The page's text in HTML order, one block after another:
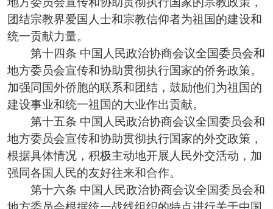
团结宗教界爱国人士和宗教信仰者为祖国的建设和
统一贡献力量。
第十四条 中国人民政治协商会议全国委员会和
地方委员会宣传和协助贯彻执行国家的侨务政策。
加强同国外侨胞的联系和团结，鼓励他们为祖国的
建设事业和统一祖国的大业作出贡献。
第十五条 中国人民政治协商会议全国委员会和
地方委员会宣传和协助贯彻执行国家的外交政策，
根据具体情况，积极主动地开展人民外交活动，加
强同各国人民的友好往来和合作。
第十六条 中国人民政治协商会议全国委员会和
地方委员会根据统一战线组织的特点进行关于中国